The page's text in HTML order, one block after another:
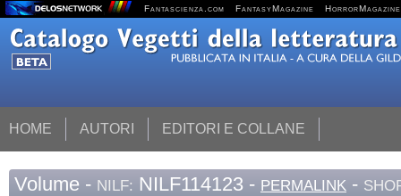
Fantascienza.com FantasyMagazine HorrorMagazine
HOME AUTORI EDITORI E COLLANE
Volume - NILF: NILF114123 - PERMALINK -